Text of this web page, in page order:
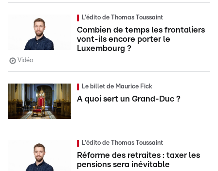
L'édito de Thomas Toussaint
Combien de temps les frontaliers
vont-ils encore porter le
Luxembourg ?
Vidéo
Le billet de Maurice Fick
A quoi sert un Grand-Duc ?
L'édito de Thomas Toussaint
Réforme des retraites : taxer les
pensions sera inévitable